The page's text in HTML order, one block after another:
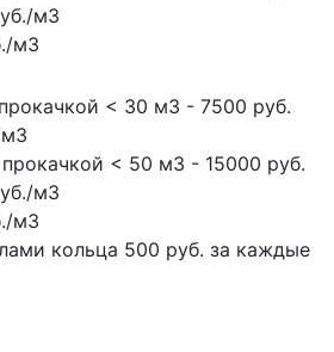
м3
м3
< 30 м3 - 7500 руб.
< 50 м3 - 15000 руб.
м3
м3
кольца 500 руб. за каждые